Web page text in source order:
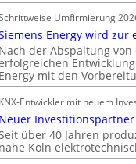
Umfirmierung
Energy wird zur
der Abspaltung von
mit den
Entwickler mit neuem
Investitionspartner
über 40 Jahren
Köln